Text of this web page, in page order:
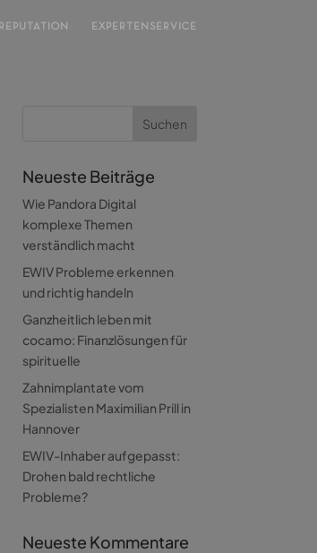
REPUTATION EXPERTENSERVICE
Neueste Beiträge
Wie Pandora Digital
komplexe Themen
verständlich macht
EWIV Probleme erkennen
und richtig handeln
Ganzheitlich leben mit
cocamo: Finanzlösungen für
spirituelle
Zahnimplantate vom
Spezialisten Maximilian Prill in
Hannover
EWIV-Inhaber aufgepasst:
Drohen bald rechtliche
Probleme?
Neueste Kommentare